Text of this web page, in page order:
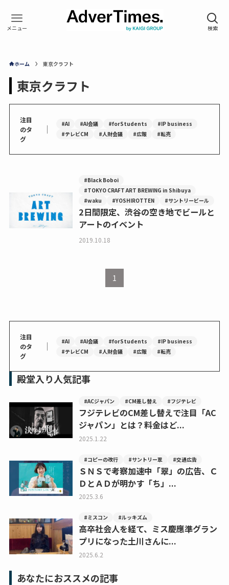
ホーム 東京クラフト
東京クラフト
注目
のタ
グ
｜ #AI #AI会議 #forStudents
#IP business
#テレビCM
#人財会議 #広報 #転売
#Black Boboi
#TOKYO CRAFT ART BREWING in Shibuya
#waku
#YOSHIROTTEN #サントリービール
2日間限定、渋谷の空き地でビールと
アートのイベント
2019.10.18
1
注目
のタ
グ
｜ #AI #AI会議 #forStudents
#IP business
#テレビCM
#人財会議 #広報 #転売
殿堂入り人気記事
#ACジャパン #CM差し替え #フジテレビ
フジテレビのCM差し替えで注目「AC
ジャパン」とは？料金はど...
2025.1.22
#コピーの改行 #サントリー翠 #交通広告
ＳＮＳで考察加速中「翠」の広告、Ｃ
ＤとＡＤが明かす「ち」...
2025.3.6
#ミスコン #ルッキズム
高卒社会人を経て、ミス慶應準グラン
プリになった土川さんに...
2025.6.2
あなたにおススメの記事